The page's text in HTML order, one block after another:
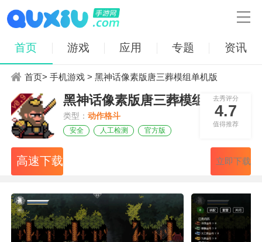

首页 游戏 应用 专题 资讯
首页>手机游戏 > 黑神话像素版唐三葬模组单机版
黑神话像素版唐三葬模组单机版
类型：动作格斗
安全 人工检测 官方版
去秀评分
4.7
值得推荐
高速下载 立即下载